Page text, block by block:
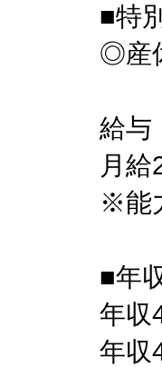
■特
◎産
給与
月給
※能
■年
年収
年収